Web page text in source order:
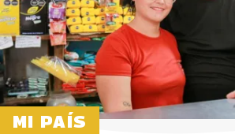
MI PAÍS